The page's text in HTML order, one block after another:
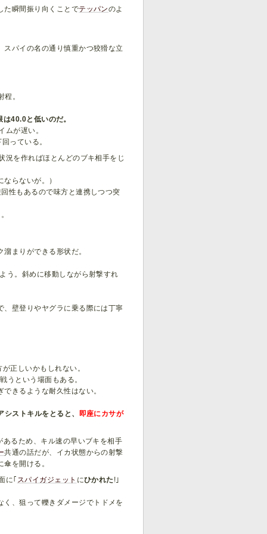
た瞬間振り向くことでテッパンのよ
スパイの名の通り慎重かつ狡猾な立
程。
40.0と低いのだ。
ムが遅い。
っている。
況を作ればほとんどのブキ相手をじ
らないが。）
性もあるので味方と連携しつつ突
まりができる形状だ。
う。斜めに移動しながら射撃すれ
壁登りやヤグラに乗る際には丁寧
正しいかもしれない。
うという場面もある。
きるような耐久性はない。
ストキルをとると、
即座にカサが
るため、キル速の早いブキを相手
共通の話だが、イカ状態からの射撃
を開ける。
に｢ スパイガジェット にひかれた !｣
、狙って轢きダメージでトドメを